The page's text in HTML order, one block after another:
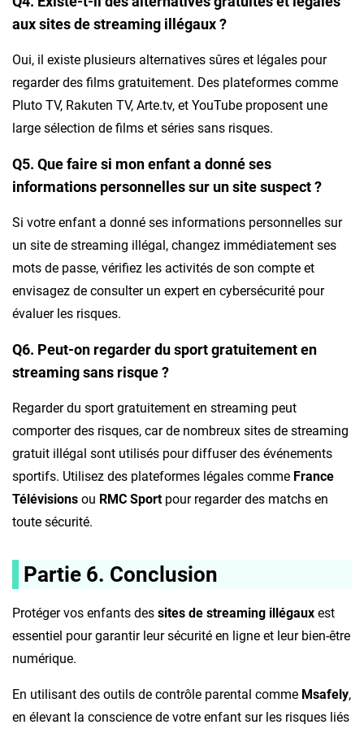
aux sites de streaming illégaux ?
Oui, il existe plusieurs alternatives sûres et légales pour
regarder des films gratuitement. Des plateformes comme
Pluto TV, Rakuten TV, Arte.tv, et YouTube proposent une
large sélection de films et séries sans risques.
Q5. Que faire si mon enfant a donné ses
informations personnelles sur un site suspect ?
Si votre enfant a donné ses informations personnelles sur
un site de streaming illégal, changez immédiatement ses
mots de passe, vérifiez les activités de son compte et
envisagez de consulter un expert en cybersécurité pour
évaluer les risques.
Q6. Peut-on regarder du sport gratuitement en
streaming sans risque ?
Regarder du sport gratuitement en streaming peut
comporter des risques, car de nombreux sites de streaming
gratuit illégal sont utilisés pour diffuser des événements
sportifs. Utilisez des plateformes légales comme France
Télévisions ou RMC Sport pour regarder des matchs en
toute sécurité.
Partie 6. Conclusion
Protéger vos enfants des sites de streaming illégaux est
essentiel pour garantir leur sécurité en ligne et leur bien-être
numérique.
En utilisant des outils de contrôle parental comme Msafely,
en élevant la conscience de votre enfant sur les risques liés